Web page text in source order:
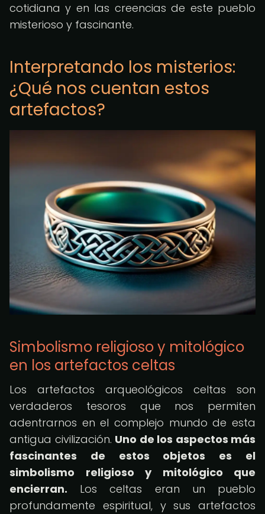
cotidiana y en las creencias de este pueblo
misterioso y fascinante.
Interpretando los misterios:
¿Qué nos cuentan estos
artefactos?
Simbolismo religioso y mitológico
en los artefactos celtas
Los artefactos arqueológicos celtas son
verdaderos tesoros que nos permiten
adentrarnos en el complejo mundo de esta
antigua civilización. Uno de los aspectos más
fascinantes de estos objetos es el
simbolismo religioso y mitológico que
encierran. Los celtas eran un pueblo
profundamente espiritual, y sus artefactos